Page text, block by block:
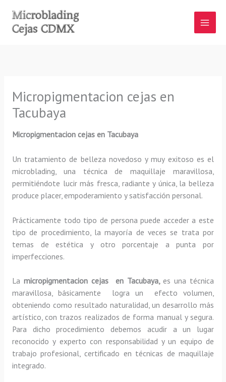
contenido
Micropigmentacion cejas en
Tacubaya
Micropigmentacion cejas en Tacubaya
Un tratamiento de belleza novedoso y muy exitoso es el
microblading, una técnica de maquillaje maravillosa,
permitiéndote lucir más fresca, radiante y única, la belleza
produce placer, empoderamiento y satisfacción personal.
Prácticamente todo tipo de persona puede acceder a este
tipo de procedimiento, la mayoría de veces se trata por
temas de estética y otro porcentaje a punta por
imperfecciones.
La micropigmentacion cejas en Tacubaya, es una técnica
maravillosa, básicamente
logra un efecto volumen,
obteniendo como resultado naturalidad, un desarrollo más
artístico, con trazos realizados de forma manual y segura.
Para dicho procedimiento debemos acudir a un lugar
reconocido y experto con responsabilidad y un equipo de
trabajo profesional, certificado en técnicas de maquillaje
integrado.